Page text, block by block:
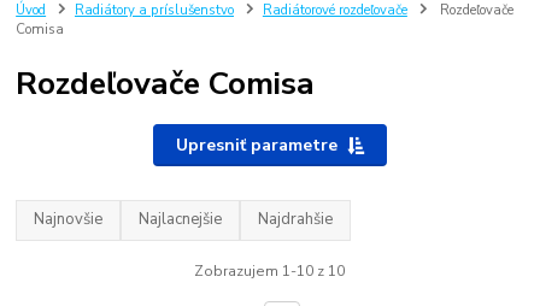
Úvod Radiátory a príslušenstvo Radiátorové rozdeľovače
Rozdeľovače
Comisa
Rozdeľovače Comisa
Upresniť parametre
Najnovšie Najlacnejšie Najdrahšie
Zobrazujem 1-10 z 10